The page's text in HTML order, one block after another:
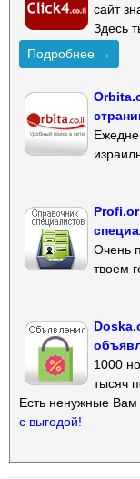
сайт
Здесь
Подробнее →
Очень
твоем
1000
тысяч
Есть ненужные
с выгодой!